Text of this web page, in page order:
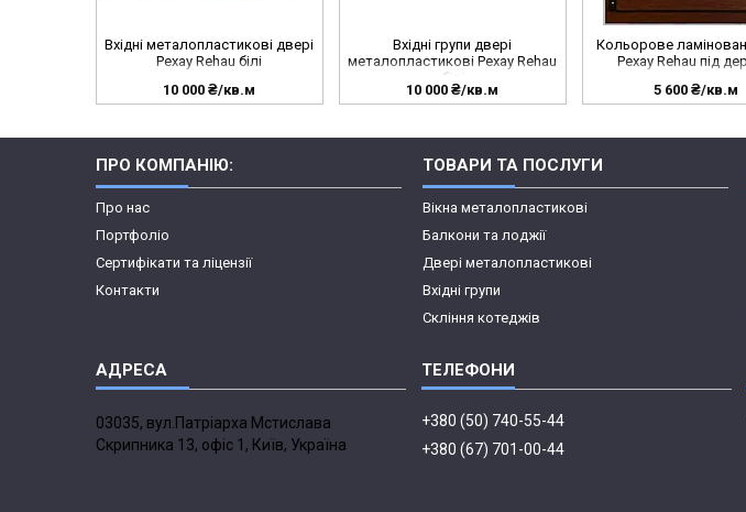
Вхідні металопластикові двері
Рехау Rehau білі
10 000 ₴/кв.м
Вхідні групи двері
металопластикові Рехау Rehau
білі
10 000 ₴/кв.м
Кольорове
Рехау Rehau під
5 600 ₴/кв.м
ПРО КОМПАНІЮ:
Про нас
Портфоліо
Сертифікати та ліцензії
Контакти
ТОВАРИ ТА ПОСЛУГИ
Вікна металопластикові
Балкони та лоджії
Двері металопластикові
Вхідні групи
Скління котеджів
03035, вул.Патріарха Мстислава
Скрипника 13, офіс 1, Київ, Україна
+380 (50) 740-55-44
+380 (67) 701-00-44